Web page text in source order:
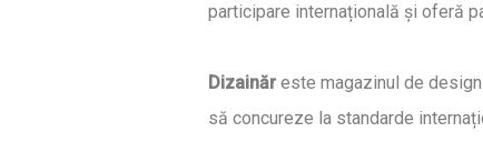
participare internațională și oferă
Dizainăr este magazinul de
să concureze la standarde